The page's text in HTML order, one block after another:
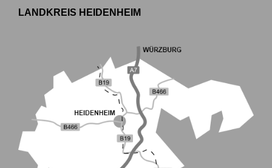
LANDKREIS HEIDENHEIM